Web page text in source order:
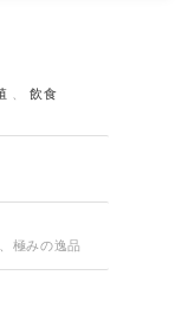
、飲食
極みの逸品